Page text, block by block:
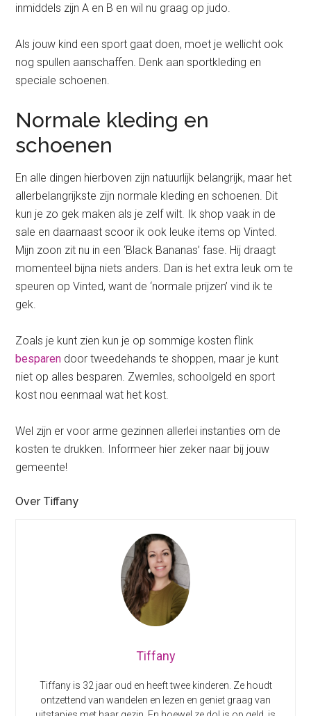
inmiddels zijn A en B en wil nu graag op judo.
Als jouw kind een sport gaat doen, moet je wellicht ook
nog spullen aanschaffen. Denk aan sportkleding en
speciale schoenen.
Normale kleding en
schoenen
En alle dingen hierboven zijn natuurlijk belangrijk, maar het
allerbelangrijkste zijn normale kleding en schoenen. Dit
kun je zo gek maken als je zelf wilt. Ik shop vaak in de
sale en daarnaast scoor ik ook leuke items op Vinted.
Mijn zoon zit nu in een ‘Black Bananas’ fase. Hij draagt
momenteel bijna niets anders. Dan is het extra leuk om te
speuren op Vinted, want de ‘normale prijzen’ vind ik te
gek.
Zoals je kunt zien kun je op sommige kosten flink
besparen door tweedehands te shoppen, maar je kunt
niet op alles besparen. Zwemles, schoolgeld en sport
kost nou eenmaal wat het kost.
Wel zijn er voor arme gezinnen allerlei instanties om de
kosten te drukken. Informeer hier zeker naar bij jouw
gemeente!
Over Tiffany
Tiffany
Tiffany is 32 jaar oud en heeft twee kinderen. Ze houdt
ontzettend van wandelen en lezen en geniet graag van